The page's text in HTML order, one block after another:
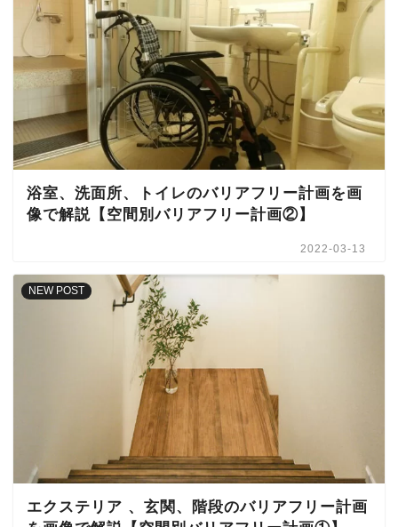
浴室、洗面所、トイレのバリアフリー計画を画
像で解説【空間別バリアフリー計画②】
2022-03-13
NEW POST
エクステリア 、玄関、階段のバリアフリー計画